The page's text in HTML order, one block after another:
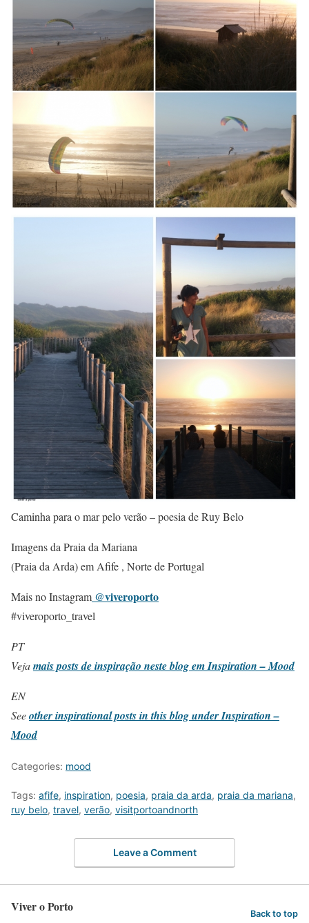
Caminha para o mar pelo verão – poesia de Ruy Belo
Imagens da Praia da Mariana
(Praia da Arda) em Afife , Norte de Portugal
Mais no Instagram @viveroporto
#viveroporto_travel
PT
Vejamais posts de inspiração neste blog em Inspiration – Mood
EN
Seeother inspirational posts in this blog under Inspiration –
Mood
Categories: mood
Tags: afife, inspiration, poesia, praia da arda, praia da mariana,
ruy belo, travel, verão, visitportoandnorth
Leave a Comment
Viver o Porto Back to top